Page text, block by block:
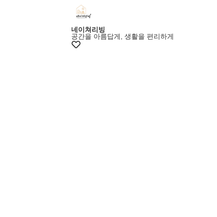
+10% 쿠폰
네이쳐리빙
공간을 아름답게, 생활을 편리하게